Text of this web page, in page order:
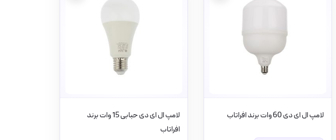
لامپ ال ای دی 60 وات برند افراتاب
لامپ ال ای دی حبابی 15 وات برند
افراتاب